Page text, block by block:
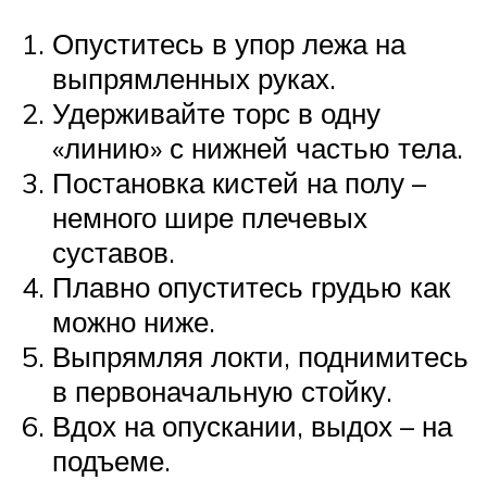
Опуститесь в упор лежа на
выпрямленных руках.
Удерживайте торс в одну
«линию» с нижней частью тела.
Постановка кистей на полу –
немного шире плечевых
суставов.
Плавно опуститесь грудью как
можно ниже.
Выпрямляя локти, поднимитесь
в первоначальную стойку.
Вдох на опускании, выдох – на
подъеме.